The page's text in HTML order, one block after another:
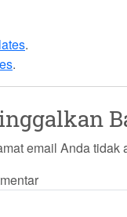
.
.
email Anda tidak